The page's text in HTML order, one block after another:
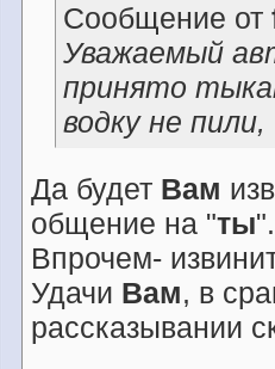
Сообщение от
Уважаемый
принято
водку не
Да будет Вам
общение на "ты
Впрочем-
Удачи Вам, в
рассказывании